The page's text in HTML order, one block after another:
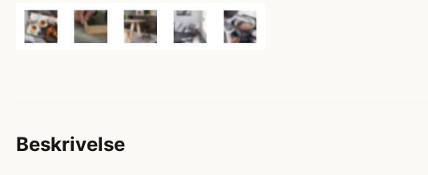
Beskrivelse